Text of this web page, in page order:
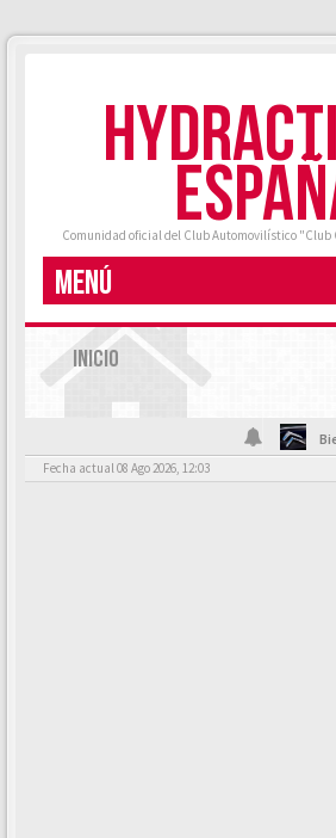
Comunidad oficial del Club Automovilístico "Club
MENÚ
INICIO
Fecha actual 08 Ago 2026, 12:03